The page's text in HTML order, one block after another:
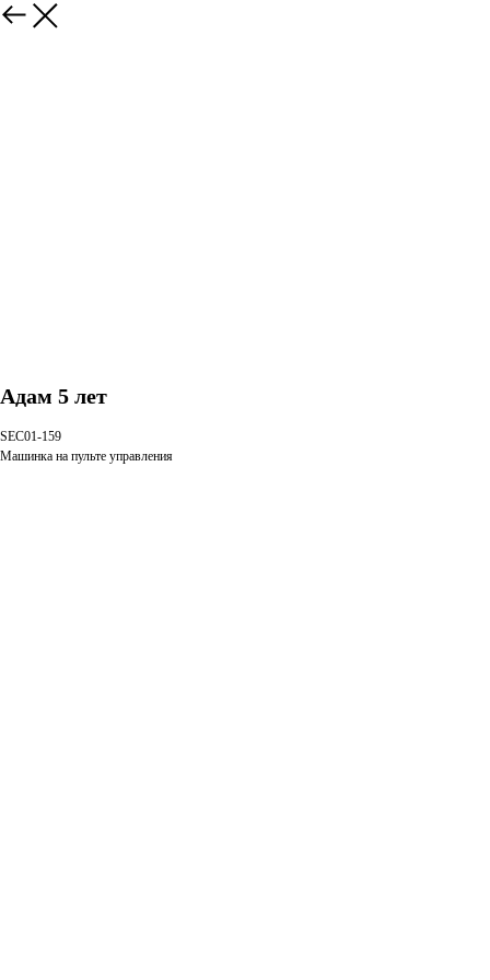
Адам 5 лет
SEC01-159
Машинка на пульте управления